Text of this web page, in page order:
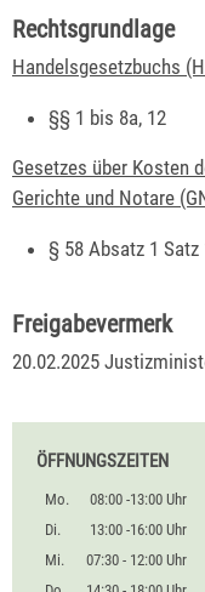
Rechtsgrundlage
Handelsgesetzbuchs
§§ 1 bis 8a, 12
Gesetzes über Kosten
Gerichte und Notare
§ 58 Absatz 1 Satz
Freigabevermerk
20.02.2025
ÖFFNUNGSZEITEN
Mo.
08:00 -13:00 Uhr
Di.
13:00 -16:00 Uhr
Mi.
07:30 - 12:00 Uhr